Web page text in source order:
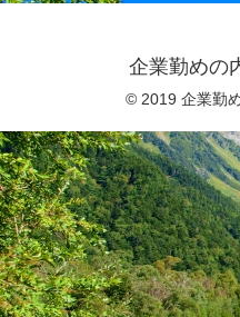
企業勤めの
© 2019 企業勤